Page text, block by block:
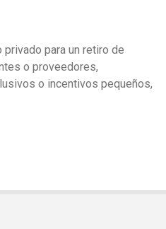
para un retiro de
o proveedores,
o incentivos pequeños,